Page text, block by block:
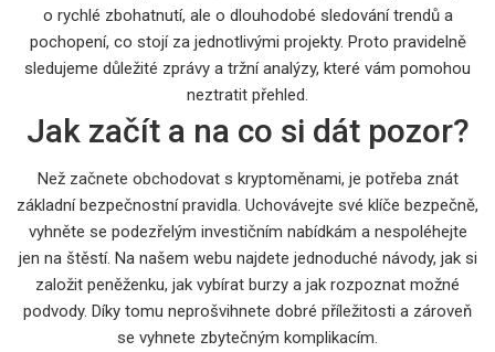
o rychlé zbohatnutí, ale o dlouhodobé sledování trendů a
pochopení, co stojí za jednotlivými projekty. Proto pravidelně
sledujeme důležité zprávy a tržní analýzy, které vám pomohou
neztratit přehled.
Jak začít a na co si dát pozor?
Než začnete obchodovat s kryptoměnami, je potřeba znát
základní bezpečnostní pravidla. Uchovávejte své klíče bezpečně,
vyhněte se podezřelým investičním nabídkám a nespoléhejte
jen na štěstí. Na našem webu najdete jednoduché návody, jak si
založit peněženku, jak vybírat burzy a jak rozpoznat možné
podvody. Díky tomu neprošvihnete dobré příležitosti a zároveň
se vyhnete zbytečným komplikacím.